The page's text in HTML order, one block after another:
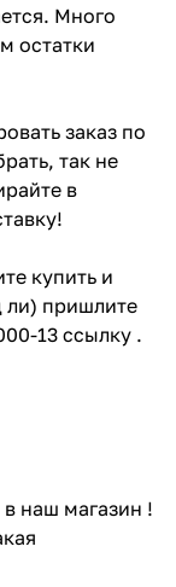
Много
остатки
заказ по
так не
в
купить и
ли) пришлите
13 ссылку .
наш магазин !